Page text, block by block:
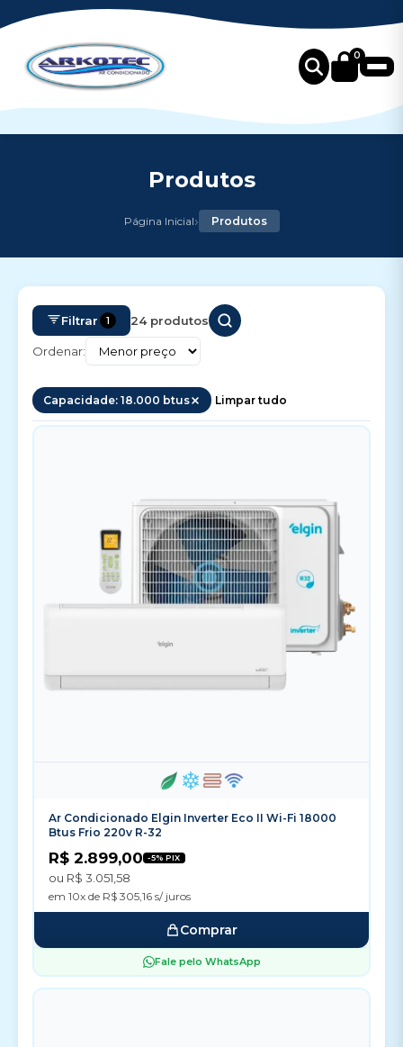
0
Produtos
Página Inicial› Produtos
Filtrar 1 24 produtos
Ordenar:
Capacidade: 18.000 btus Limpar tudo
Ar Condicionado Elgin Inverter Eco II Wi-Fi 18000
Btus Frio 220v R-32
R$ 2.899,00 -5% PIX
ou R$ 3.051,58
em 10x de R$ 305,16 s/ juros
Comprar
Fale pelo WhatsApp